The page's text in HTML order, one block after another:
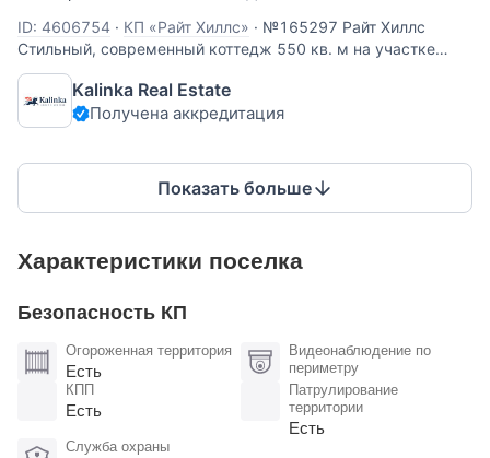
ID: 4606754 · КП «Райт Хиллс» · №165297 Райт Хиллс
Стильный, современный коттедж 550 кв. м на участке
21,6 соток в охраняемом поселке Райт Хиллс. Дом
предлагается с готовым фасадом, без внутренней отделки.
В планировке дома предусмотрены просторные
Kalinka Real Estate
Получена аккредитация
Показать больше
Характеристики поселка
Безопасность КП
Огороженная территория
Есть
Видеонаблюдение по
периметру
КПП
Есть
Патрулирование
территории
Есть
Служба охраны